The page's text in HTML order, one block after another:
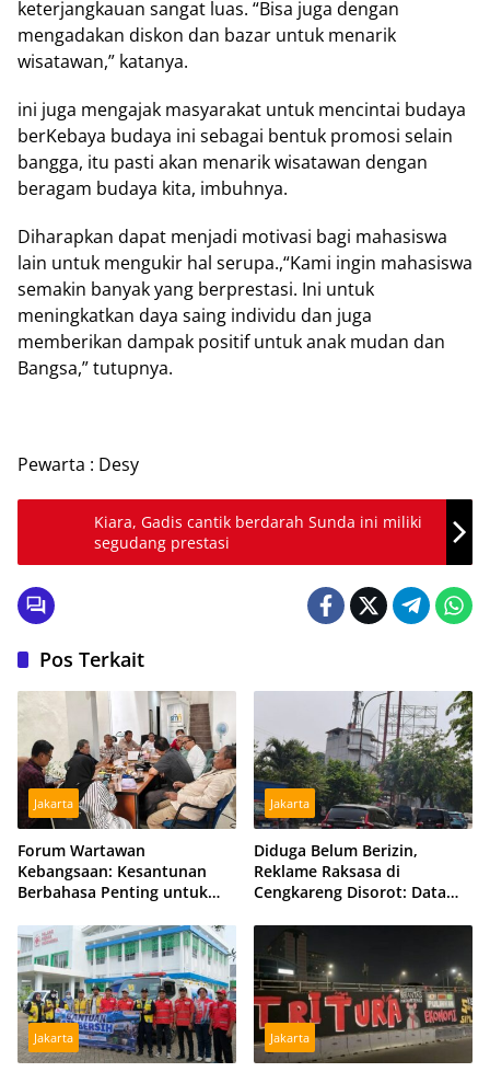
keterjangkauan sangat luas. “Bisa juga dengan
mengadakan diskon dan bazar untuk menarik
wisatawan,” katanya.
ini juga mengajak masyarakat untuk mencintai budaya
berKebaya budaya ini sebagai bentuk promosi selain
bangga, itu pasti akan menarik wisatawan dengan
beragam budaya kita, imbuhnya.
Diharapkan dapat menjadi motivasi bagi mahasiswa
lain untuk mengukir hal serupa.,“Kami ingin mahasiswa
semakin banyak yang berprestasi. Ini untuk
meningkatkan daya saing individu dan juga
memberikan dampak positif untuk anak mudan dan
Bangsa,” tutupnya.
Pewarta : Desy
Kiara, Gadis cantik berdarah Sunda ini miliki
segudang prestasi
Pos Terkait
Jakarta
Forum Wartawan
Kebangsaan: Kesantunan
Berbahasa Penting untuk
Jakarta
Diduga Belum Berizin,
Reklame Raksasa di
Cengkareng Disorot: Data
Berbeda
Jakarta Jakarta